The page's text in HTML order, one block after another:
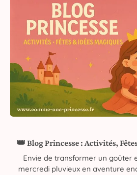
👑 Blog Princesse : Activités,
Envie de transformer un goûter
mercredi pluvieux en aventure